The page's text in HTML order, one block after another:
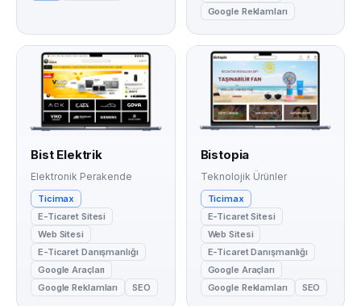
Google Reklamları
Bist Elektrik
Elektronik Perakende
Ticimax
E-Ticaret Sitesi
Web Sitesi
E-Ticaret Danışmanlığı
Google Araçları
Google Reklamları
SEO
Bistopia
Teknolojik Ürünler
Ticimax
E-Ticaret Sitesi
Web Sitesi
E-Ticaret Danışmanlığı
Google Araçları
Google Reklamları
SEO